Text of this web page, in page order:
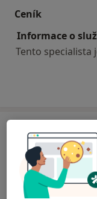
Ceník
Informace o
Tento specialista
Poliklinika
Rokycanova